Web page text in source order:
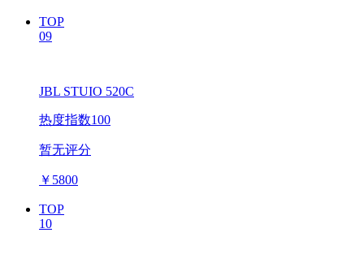
TOP
09
JBL STUIO 520C
热度指数100
暂无评分
￥ 5800
TOP
10